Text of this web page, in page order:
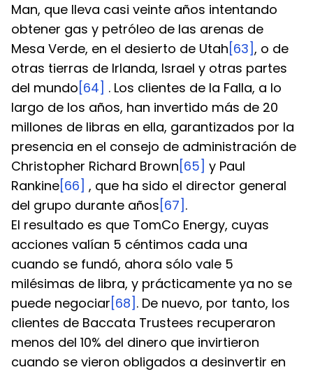
Man, que lleva casi veinte años intentando
obtener gas y petróleo de las arenas de
Mesa Verde, en el desierto de Utah [63] , o de
otras tierras de Irlanda, Israel y otras partes
del mundo [64] . Los clientes de la Falla, a lo
largo de los años, han invertido más de 20
millones de libras en ella, garantizados por la
presencia en el consejo de administración de
Christopher Richard Brown [65] y Paul
Rankine [66] , que ha sido el director general
del grupo durante años [67] .
El resultado es que TomCo Energy, cuyas
acciones valían 5 céntimos cada una
cuando se fundó, ahora sólo vale 5
milésimas de libra, y prácticamente ya no se
puede negociar [68] . De nuevo, por tanto, los
clientes de Baccata Trustees recuperaron
menos del 10% del dinero que invirtieron
cuando se vieron obligados a desinvertir en